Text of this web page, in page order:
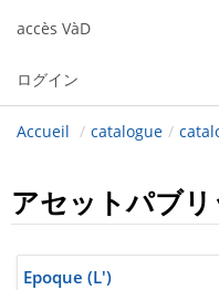
accès VàD
ログイン
Accueil / catalogue /
アセットパブ
Epoque (L')